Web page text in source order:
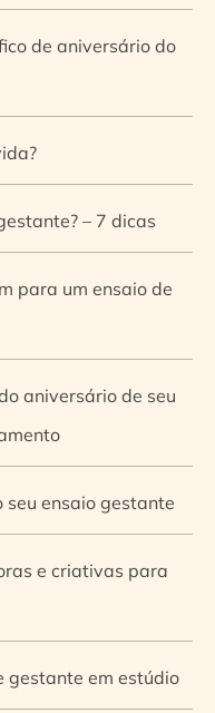
de aniversário do
– 7 dicas
para um ensaio de
aniversário de seu
seu ensaio gestante
e criativas para
gestante em estúdio